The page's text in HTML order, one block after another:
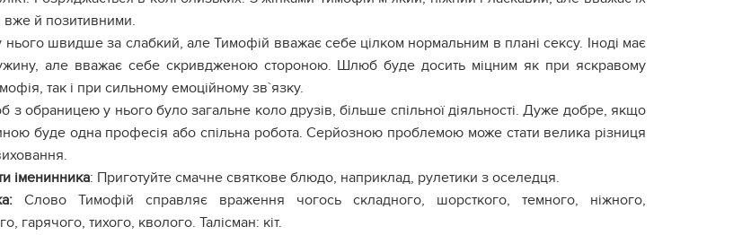
вже й позитивними.
нього швидше за слабкий, але Тимофій вважає себе цілком нормальним в плані сексу. Іноді має
але вважає себе скривдженою стороною. Шлюб буде досить міцним як при яскравому
так і при сильному емоційному зв`язку.
з обраницею у нього було загальне коло друзів, більше спільної діяльності. Дуже добре, якщо
буде одна професія або спільна робота. Серйозною проблемою може стати велика різниця
іменинника: Приготуйте смачне святкове блюдо, наприклад, рулетики з оселедця.
Слово Тимофій справляє враження чогось складного, шорсткого, темного, ніжного,
гарячого, тихого, кволого. Талісман: кіт.